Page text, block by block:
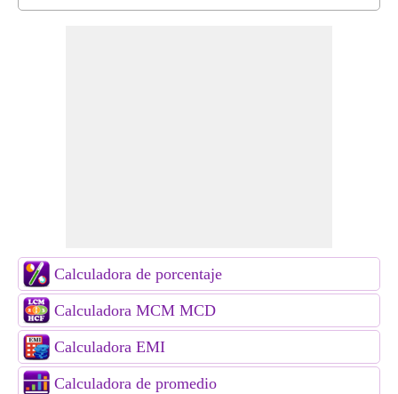
Calculadora de porcentaje
Calculadora MCM MCD
Calculadora EMI
Calculadora de promedio